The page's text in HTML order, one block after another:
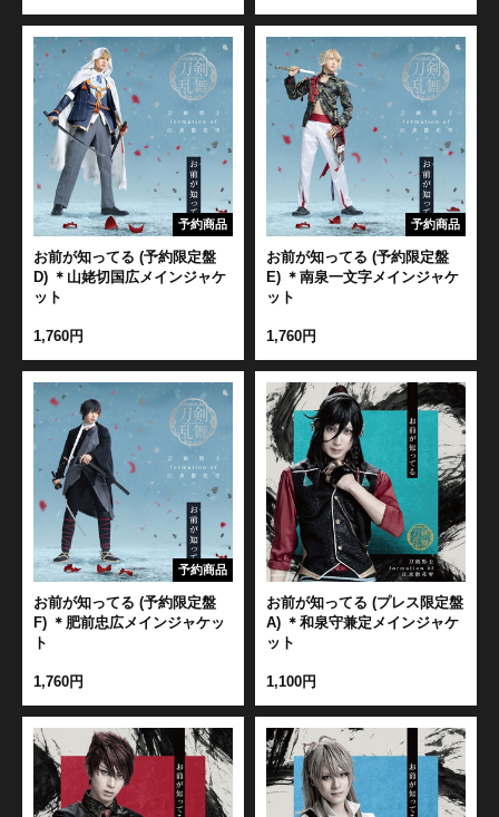
予約商品
お前が知ってる (予約限定盤
D) ＊山姥切国広メインジャケ
ット
1,760円
予約商品
お前が知ってる (予約限定盤
E) ＊南泉一文字メインジャケ
ット
1,760円
予約商品
お前が知ってる (予約限定盤
F) ＊肥前忠広メインジャケッ
ト
1,760円
お前が知ってる (プレス限定盤
A) ＊和泉守兼定メインジャケ
ット
1,100円